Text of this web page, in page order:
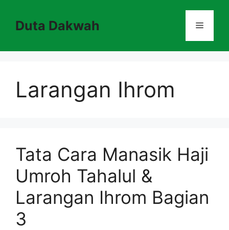
contentDuta Dakwah Menu
Larangan Ihrom
Tata Cara Manasik Haji
Umroh Tahalul &
Larangan Ihrom Bagian
3